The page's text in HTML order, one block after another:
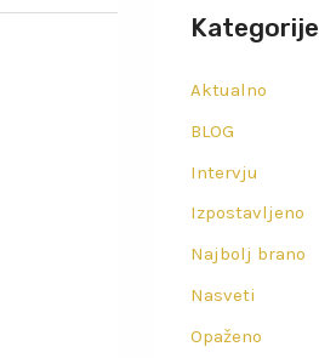
Kategorije
Aktualno
BLOG
Intervju
Izpostavljeno
Najbolj brano
Nasveti
Opaženo